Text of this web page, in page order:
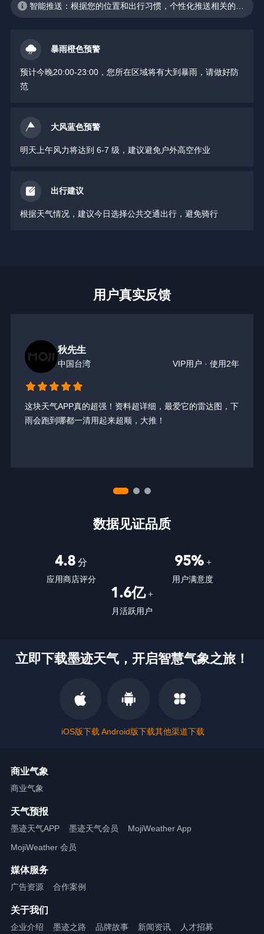
智能推送：根据您的位置和出行习惯，个性化推送相关的天
暴雨橙色预警
预计今晚20:00-23:00，您所在区域将有大到暴雨，请做好防
范
大风蓝色预警
明天上午风力将达到 6-7 级，建议避免户外高空作业
出行建议
根据天气情况，建议今日选择公共交通出行，避免骑行
用户真实反馈
秋先生
中国台湾 VIP用户 · 使用2年
这块天气APP真的超强！资料超详细，最爱它的雷达图，下
雨会跑到哪都一清用起来超顺，大推！
数据见证品质
4.8 分
应用商店评分
95%+
用户满意度
1.6亿+
月活跃用户
立即下载墨迹天气，开启智慧气象之旅！
iOS版下载 Android版下载其他渠道下载
商业气象
商业气象
天气预报
墨迹天气APP 墨迹天气会员
MojiWeather App
MojiWeather 会员
媒体服务
广告资源 合作案例
关于我们
企业介绍 墨迹之路 品牌故事 新闻资讯 人才招募